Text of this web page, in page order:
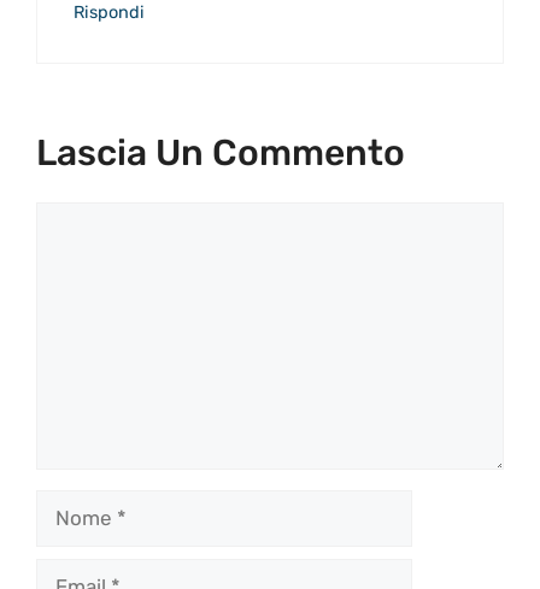
Rispondi
Lascia Un Commento